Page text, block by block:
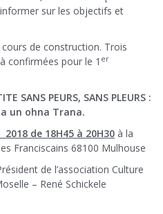
sur les objectifs et
de construction. Trois
confirmées pour le 1 er
SANS PEURS, SANS PLEURS :
un ohna Trana.
de 18H45 à 20H30 à la
Franciscains 68100 Mulhouse
de l’association Culture
– René Schickele